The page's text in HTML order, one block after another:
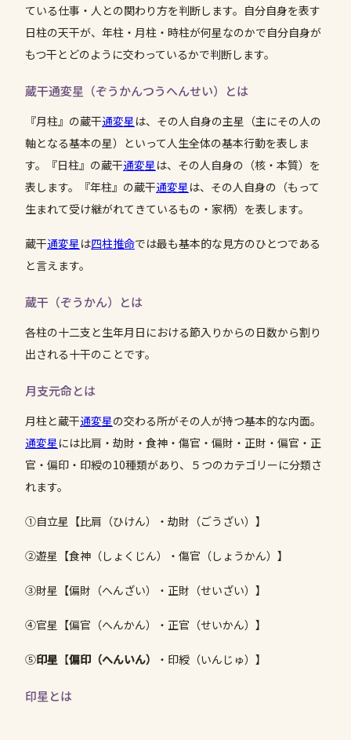
ている仕事・人との関わり方を判断します。自分自身を表す
日柱の天干が、年柱・月柱・時柱が何星なのかで自分自身が
もつ干とどのように交わっているかで判断します。
蔵干通変星（ぞうかんつうへんせい）とは
『月柱』の蔵干通変星 は、その人自身の主星（主にその人の
軸となる基本の星）といって人生全体の基本行動を表しま
す。『日柱』の蔵干通変星 は、その人自身の（核・本質）を
表します。『年柱』の蔵干通変星 は、その人自身の（もって
生まれて受け継がれてきているもの・家柄）を表します。
蔵干通変星 は四柱推命では最も基本的な見方のひとつである
と言えます。
蔵干（ぞうかん）とは
各柱の十二支と生年月日における節入りからの日数から割り
出される十干のことです。
月支元命とは
月柱と蔵干通変星の交わる所がその人が持つ基本的な内面。
通変星 には比肩・劫財・食神・傷官・偏財・正財・偏官・正
官・偏印・印綬の10種類があり、５つのカテゴリーに分類さ
れます。
①自立星【比肩（ひけん）・劫財（ごうざい）】
②遊星【食神（しょくじん）・傷官（しょうかん）】
③財星【偏財（へんざい）・正財（せいざい）】
④官星【偏官（へんかん）・正官（せいかん）】
⑤印星 【偏印（へんいん） ・印綬（いんじゅ）】
印星とは